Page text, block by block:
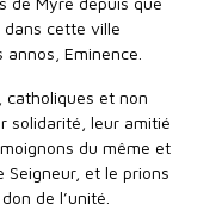
cette ville
Eminence.
catholiques et non
solidarité, leur amitié
du même et
Seigneur, et le prions
de l’unité.